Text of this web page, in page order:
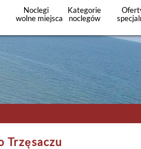
Noclegi
wolne miejsca
Kategorie
noclegów
Trzęsaczu